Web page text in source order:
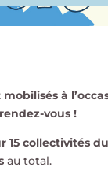
à
vous !
15 collectivités
au total.